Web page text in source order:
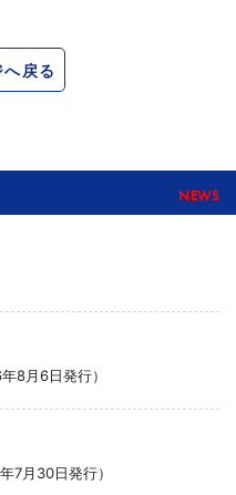
戻る
NEWS
8月6日発行）
7月30日発行）